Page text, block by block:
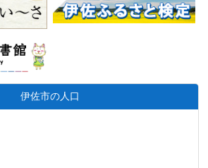
伊佐市の人口